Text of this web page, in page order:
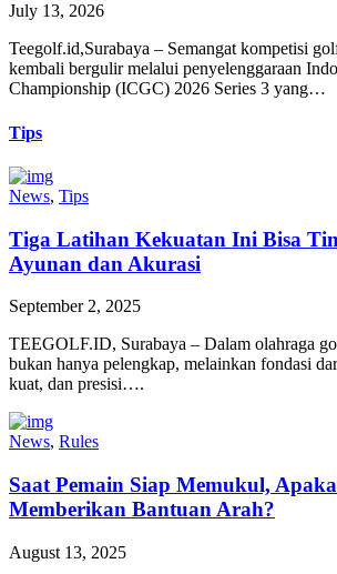
July 13, 2026
Teegolf.id,Surabaya – Semangat kompetisi
kembali bergulir melalui penyelenggaraan
Championship (ICGC) 2026 Series 3 yang…
Tips
News, Tips
Tiga Latihan Kekuatan Ini Bisa
Ayunan dan Akurasi
September 2, 2025
TEEGOLF.ID, Surabaya – Dalam olahraga
bukan hanya pelengkap, melainkan fondasi
kuat, dan presisi….
News, Rules
Saat Pemain Siap Memukul,
Memberikan Bantuan Arah?
August 13, 2025